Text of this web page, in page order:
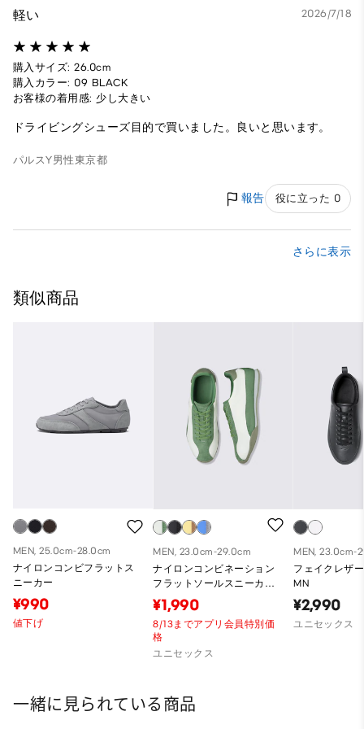
軽い 2026/7/18
購入サイズ: 26.0cm
購入カラー: 09 BLACK
お客様の着用感: 少し大きい
ドライビングシューズ目的で買いました。良いと思います。
パルスY男性東京都
報告 役に立った 0
さらに表示
類似商品
MEN, 25.0cm-28.0cm
ナイロンコンビフラットス
ニーカー
¥990
値下げ
MEN, 23.0cm-29.0cm
ナイロンコンビネーション
フラットソールスニーカー
ST
¥1,990
8/13までアプリ会員特別価
格
ユニセックス
MEN, 23.0cm-
フェイクレザ
MN
¥2,990
ユニセックス
一緒に見られている商品